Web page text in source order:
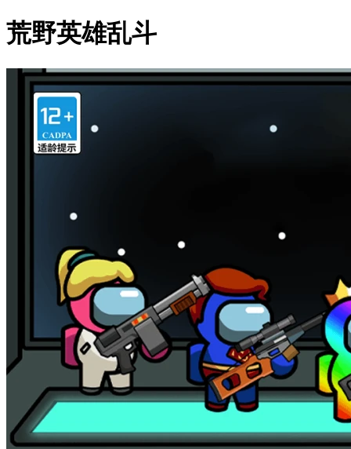
荒野英雄乱斗